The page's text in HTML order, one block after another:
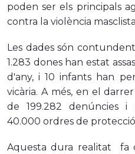
poden ser els principals
contra la violència
Les dades són
1.283 dones han estat
d'any, i 10 infants han
vicària. A més, en el
de 199.282 denúncies i
40.000 ordres de
Aquesta dura realitat fa